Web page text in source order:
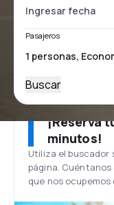
Pasajeros
Buscar
¡Reserva
minutos!
Utiliza el buscador
página.
que nos ocupemos